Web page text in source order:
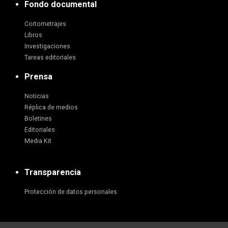
Fondo documental
Cortometrajes
Libros
Investigaciones
Tareas editoriales
Prensa
Noticias
Réplica de medios
Boletines
Editoriales
Media Kit
Transparencia
Protección de datos personales